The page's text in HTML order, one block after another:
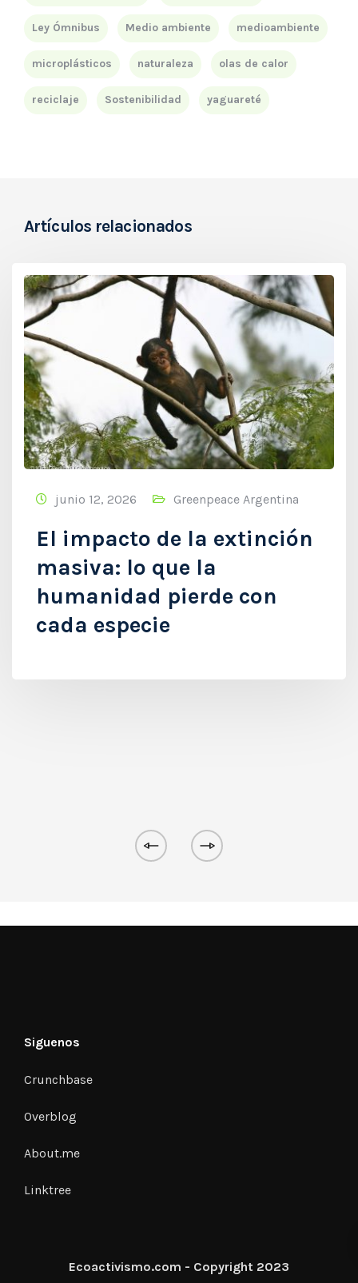
Ley Ómnibus Medio ambiente medioambiente
microplásticos naturaleza olas de calor
reciclaje Sostenibilidad yaguareté
Artículos relacionados
junio 12, 2026 Greenpeace Argentina
El impacto de la extinción
masiva: lo que la
humanidad pierde con
cada especie
Siguenos
Crunchbase
Overblog
About.me
Linktree
Ecoactivismo.com - Copyright 2023